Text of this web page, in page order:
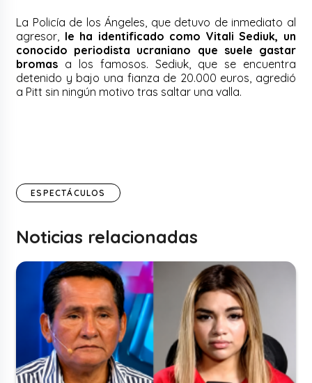
La Policía de los Ángeles, que detuvo de inmediato al
agresor, le ha identificado como Vitali Sediuk, un
conocido periodista ucraniano que suele gastar
bromas a los famosos. Sediuk, que se encuentra
detenido y bajo una fianza de 20.000 euros, agredió
a Pitt sin ningún motivo tras saltar una valla.
ESPECTÁCULOS
Noticias relacionadas